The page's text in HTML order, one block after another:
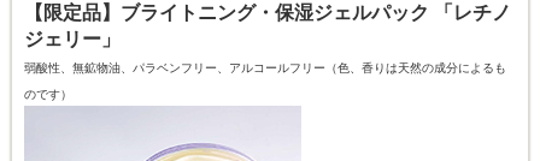
【限定品】ブライトニング・保湿ジェルパック 「レチノ
ジェリー」
弱酸性、無鉱物油、パラベンフリー、アルコールフリー（色、香りは天然の成分によるも
のです）